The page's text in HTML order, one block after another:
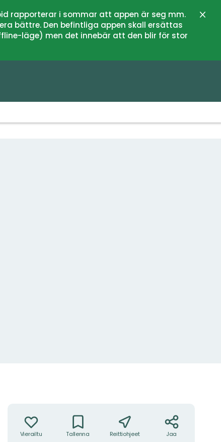
rapporterar i sommar att appen är seg mm.
bättre. Den befintliga appen skall ersättas
läge) men det innebär att den blir för stor
Sulje
Vierailtu Tallenna Reittiohjeet Jaa